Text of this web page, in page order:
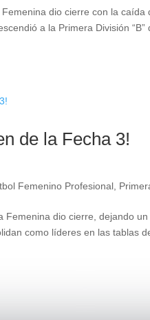
dio cierre con la
a la Primera División
de la Fecha 3!
Femenino Profesional
Femenina dio cierre, dejando
como líderes en las tablas